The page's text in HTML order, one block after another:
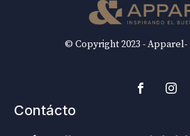
© Copyright 2023 - Apparel-
Contácto